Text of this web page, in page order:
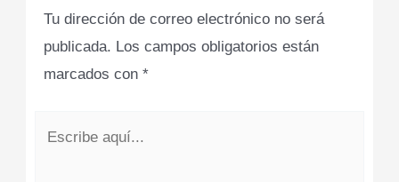
Tu dirección de correo electrónico no será
publicada. Los campos obligatorios están
marcados con*